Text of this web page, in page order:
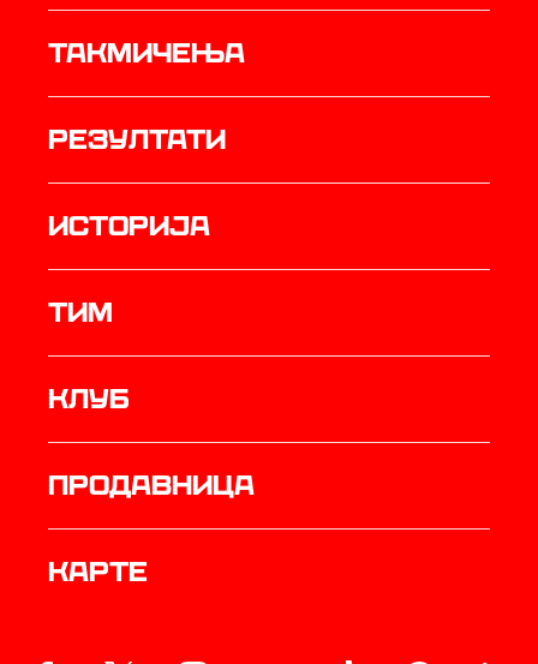
Такмичења
резултати
историја
ТИМ
Клуб
продавница
Карте